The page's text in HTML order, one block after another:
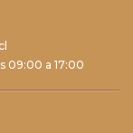
09:00 a 17:00